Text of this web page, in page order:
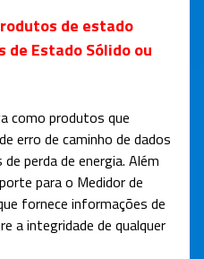
de estado
de Estado Sólido ou
como produtos que
erro de caminho de dados
perda de energia. Além
para o Medidor de
fornece informações de
a integridade de qualquer